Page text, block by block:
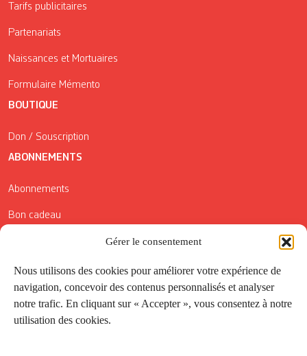
Gérer le consentement
Nous utilisons des cookies pour améliorer votre expérience de
navigation, concevoir des contenus personnalisés et analyser
notre trafic. En cliquant sur « Accepter », vous consentez à notre
utilisation des cookies.
Tarifs publicitaires
Partenariats
Naissances et Mortuaires
Formulaire Mémento
BOUTIQUE
Don / Souscription
ABONNEMENTS
Abonnements
Bon cadeau
Conditions générales de vente
Réductions de la Carte Côté Courrier
Application